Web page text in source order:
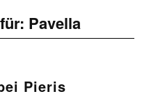
Pavella
Pieris